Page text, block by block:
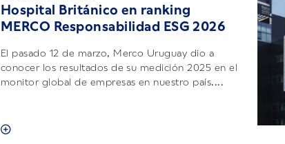
Hospital Británico en ranking
MERCO Responsabilidad ESG 2026
El pasado 12 de marzo, Merco Uruguay dio a
conocer los resultados de su medición 2025 en el
monitor global de empresas en nuestro país....